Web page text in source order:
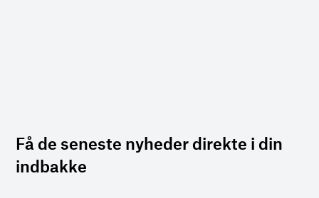
Få de seneste nyheder direkte i din
indbakke